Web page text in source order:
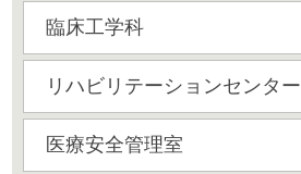
臨床工学科
リハビリテーションセンター
医療安全管理室